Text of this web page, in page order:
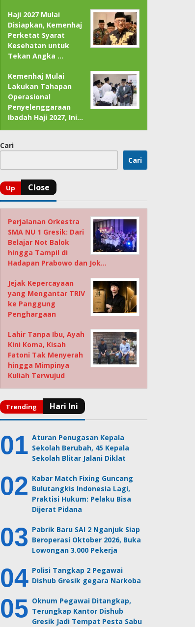
Haji 2027 Mulai
Disiapkan, Kemenhaj
Perketat Syarat
Kesehatan untuk
Tekan Angka …
Kemenhaj Mulai
Lakukan Tahapan
Operasional
Penyelenggaraan
Ibadah Haji 2027, Ini…
Cari
Cari
Perjalanan Orkestra
SMA NU 1 Gresik: Dari
Belajar Not Balok
hingga Tampil di
Hadapan Prabowo dan Jok…
Jejak Kepercayaan
yang Mengantar TRIV
ke Panggung
Penghargaan
Lahir Tanpa Ibu, Ayah
Kini Koma, Kisah
Fatoni Tak Menyerah
hingga Mimpinya
Kuliah Terwujud
Aturan Penugasan Kepala
Sekolah Berubah, 45 Kepala
Sekolah Blitar Jalani Diklat
Kabar Match Fixing Guncang
Bulutangkis Indonesia Lagi,
Praktisi Hukum: Pelaku Bisa
Dijerat Pidana
Pabrik Baru SAI 2 Nganjuk Siap
Beroperasi Oktober 2026, Buka
Lowongan 3.000 Pekerja
Polisi Tangkap 2 Pegawai
Dishub Gresik gegara Narkoba
Oknum Pegawai Ditangkap,
Terungkap Kantor Dishub
Gresik Jadi Tempat Pesta Sabu